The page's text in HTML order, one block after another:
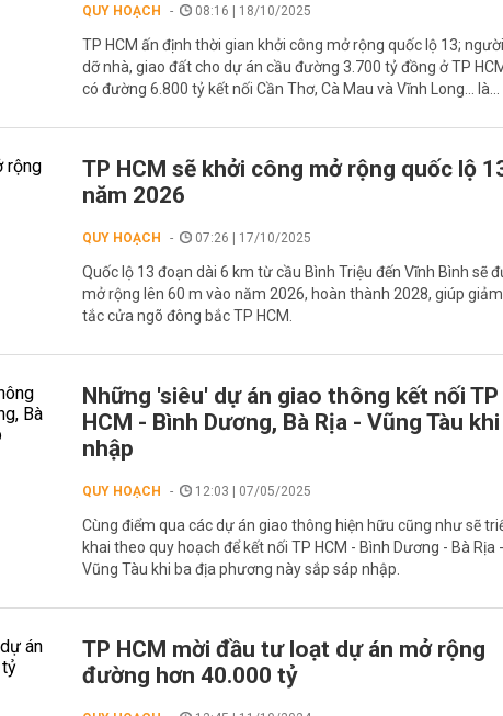
QUY HOẠCH 08:16 | 18/10/2025
TP HCM ấn định thời gian khởi công mở rộng quốc lộ 13;
dỡ nhà, giao đất cho dự án cầu đường 3.700 tỷ đồng ở TP
có đường 6.800 tỷ kết nối Cần Thơ, Cà Mau và Vĩnh Long... là...
TP HCM sẽ khởi công mở rộng quốc lộ
năm 2026
QUY HOẠCH 07:26 | 17/10/2025
Quốc lộ 13 đoạn dài 6 km từ cầu Bình Triệu đến Vĩnh Bình sẽ
mở rộng lên 60 m vào năm 2026, hoàn thành 2028, giúp
tắc cửa ngõ đông bắc TP HCM.
Những 'siêu' dự án giao thông kết nối TP
HCM - Bình Dương, Bà Rịa - Vũng Tàu
nhập
QUY HOẠCH 12:03 | 07/05/2025
Cùng điểm qua các dự án giao thông hiện hữu cũng như sẽ
khai theo quy hoạch để kết nối TP HCM - Bình Dương - Bà Rịa -
Vũng Tàu khi ba địa phương này sắp sáp nhập.
TP HCM mời đầu tư loạt dự án mở rộng
đường hơn 40.000 tỷ